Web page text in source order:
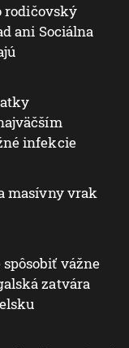
rodičovský
ani Sociálna
infekcie
masívny vrak
vážne
zatvára